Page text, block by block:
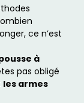
ce n’est
à
pas obligé
les armes